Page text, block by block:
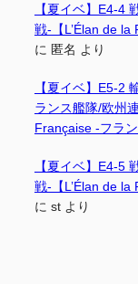
【夏イベ】E4-4
戦-【L’Élan de la
に 匿名 より
【夏イベ】E5-2
ランス艦隊/欧州
Française -フラ
【夏イベ】E4-5
戦-【L’Élan de la
に stより